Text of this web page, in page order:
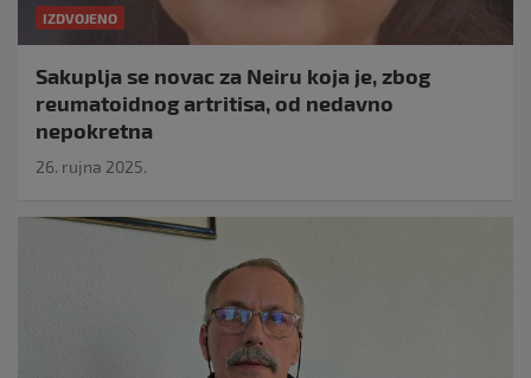
IZDVOJENO
Sakuplja se novac za Neiru koja je, zbog
reumatoidnog artritisa, od nedavno
nepokretna
26. rujna 2025.